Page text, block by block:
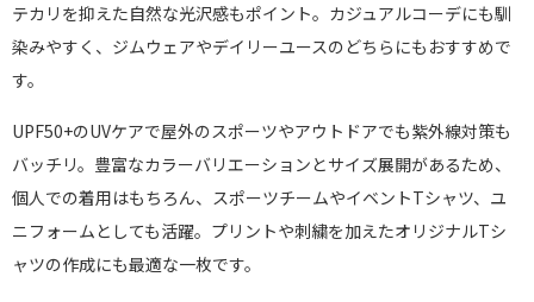
テカリを抑えた自然な光沢感もポイント。カジュアルコーデにも馴
染みやすく、ジムウェアやデイリーユースのどちらにもおすすめで
す。
UPF50+のUVケアで屋外のスポーツやアウトドアでも紫外線対策も
バッチリ。豊富なカラーバリエーションとサイズ展開があるため、
個人での着用はもちろん、スポーツチームやイベントTシャツ、ユ
ニフォームとしても活躍。プリントや刺繍を加えたオリジナルTシ
ャツの作成にも最適な一枚です。